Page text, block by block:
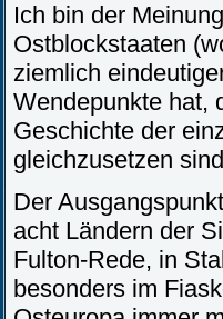
Ich bin der
Ostblockstaaten
ziemlich
Wendepunkte hat,
Geschichte der
gleichzusetzen
Der
acht Ländern der
Fulton-Rede, in
besonders im